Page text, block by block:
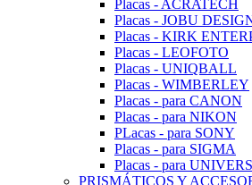
Placas - ACRATECH
Placas - JOBU
Placas - KIRK
Placas - LEOFOTO
Placas - UNIQBALL
Placas - WIMBERLEY
Placas - para CANON
Placas - para NIKON
PLacas - para SONY
Placas - para SIGMA
Placas - para
PRISMÁTICOS Y